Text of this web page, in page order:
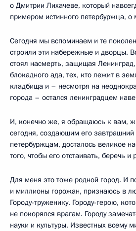
о Дмитрии Лихачеве, который
примером истинного петербуржца, о
Сегодня мы вспоминаем и те
строили эти набережные и дворцы.
стоял насмерть, защищая
блокадного ада, тех, кто лежит в
кладбища и – несмотря на
города – остался ленинградцем
И, конечно же, я обращаюсь к вам,
сегодня, создающим его
петербуржцам, досталось великое
того, чтобы его отстаивать, беречь и
Для меня это тоже родной город. И
и миллионы горожан, признаюсь в
Городу-труженику. Городу-герою,
не покорялся врагам. Городу
науки и культуры. Известных всему